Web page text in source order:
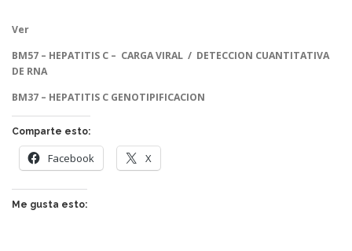
Ver
BM57 – HEPATITIS C – CARGA VIRAL / DETECCION CUANTITATIVA
DE RNA
BM37 – HEPATITIS C GENOTIPIFICACION
Comparte esto:
Facebook X
Me gusta esto: